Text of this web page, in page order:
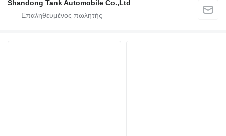
Shandong Tank Automobile Co.,Ltd